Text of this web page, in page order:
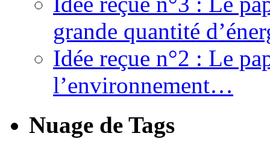
grande quantité
Idée reçue n°2 : Le
l’environnement…
Nuage de Tags